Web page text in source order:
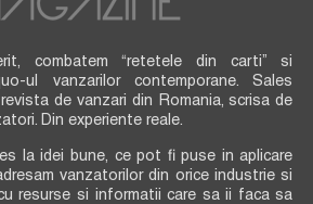
combatem “retetele din carti” si
ul vanzarilor contemporane. Sales
de vanzari din Romania, scrisa de
Din experiente reale.
la idei bune, ce pot fi puse in aplicare
vanzatorilor din orice industrie si
resurse si informatii care sa ii faca sa